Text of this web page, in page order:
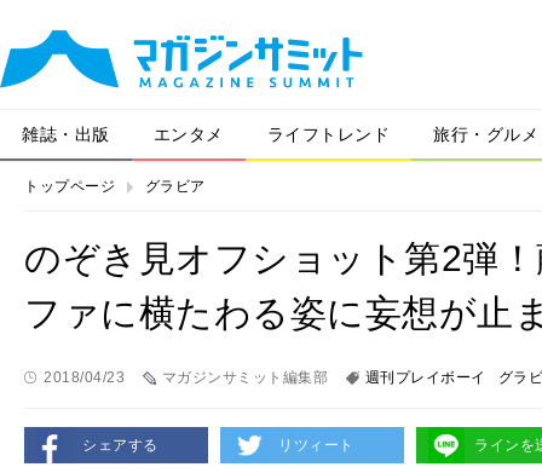
雑誌・出版 エンタメ ライフトレンド 旅行・グルメ
トップページ グラビア
のぞき見オフショット第2弾
ファに横たわる姿に妄想が止
2018/04/23 マガジンサミット編集部 週刊プレイボーイ グラ
シェアする リツィート ラインを